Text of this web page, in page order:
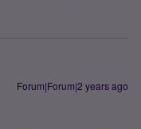
Forum|Forum|2 years ago